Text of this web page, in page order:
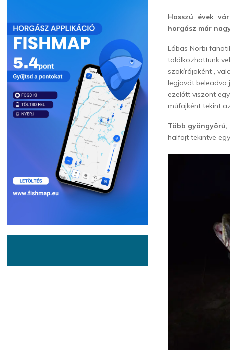
Hosszú évek
horgász már
Lábas Norbi
találkozhattunk
szakírójaként ,
legjavát beleadva
ezelőtt viszont
műfajként tekint
Több gyöngyörű,
halfajt tekintve